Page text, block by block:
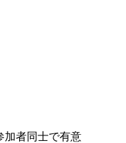
加者同士で有意